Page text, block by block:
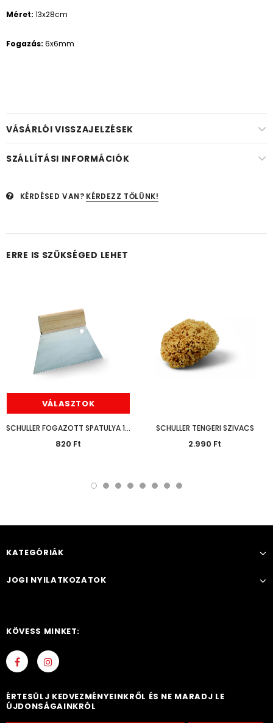
Méret: 13x28cm
Fogazás: 6x6mm
VÁSÁRLÓI VISSZAJELZÉSEK
SZÁLLÍTÁSI INFORMÁCIÓK
KÉRDÉSED VAN? KÉRDEZZ TŐLÜNK!
ERRE IS SZÜKSÉGED LEHET
VÁLASZTOK
SCHULLER FOGAZOTT SPATULYA 18CM
820 Ft
SCHULLER TENGERI SZIVACS
2.990 Ft
KATEGÓRIÁK
JOGI NYILATKOZATOK
KÖVESS MINKET:
ÉRTESÜLJ KEDVEZMÉNYEINKRŐL ÉS NE MARADJ LE
ÚJDONSÁGAINKRÓL